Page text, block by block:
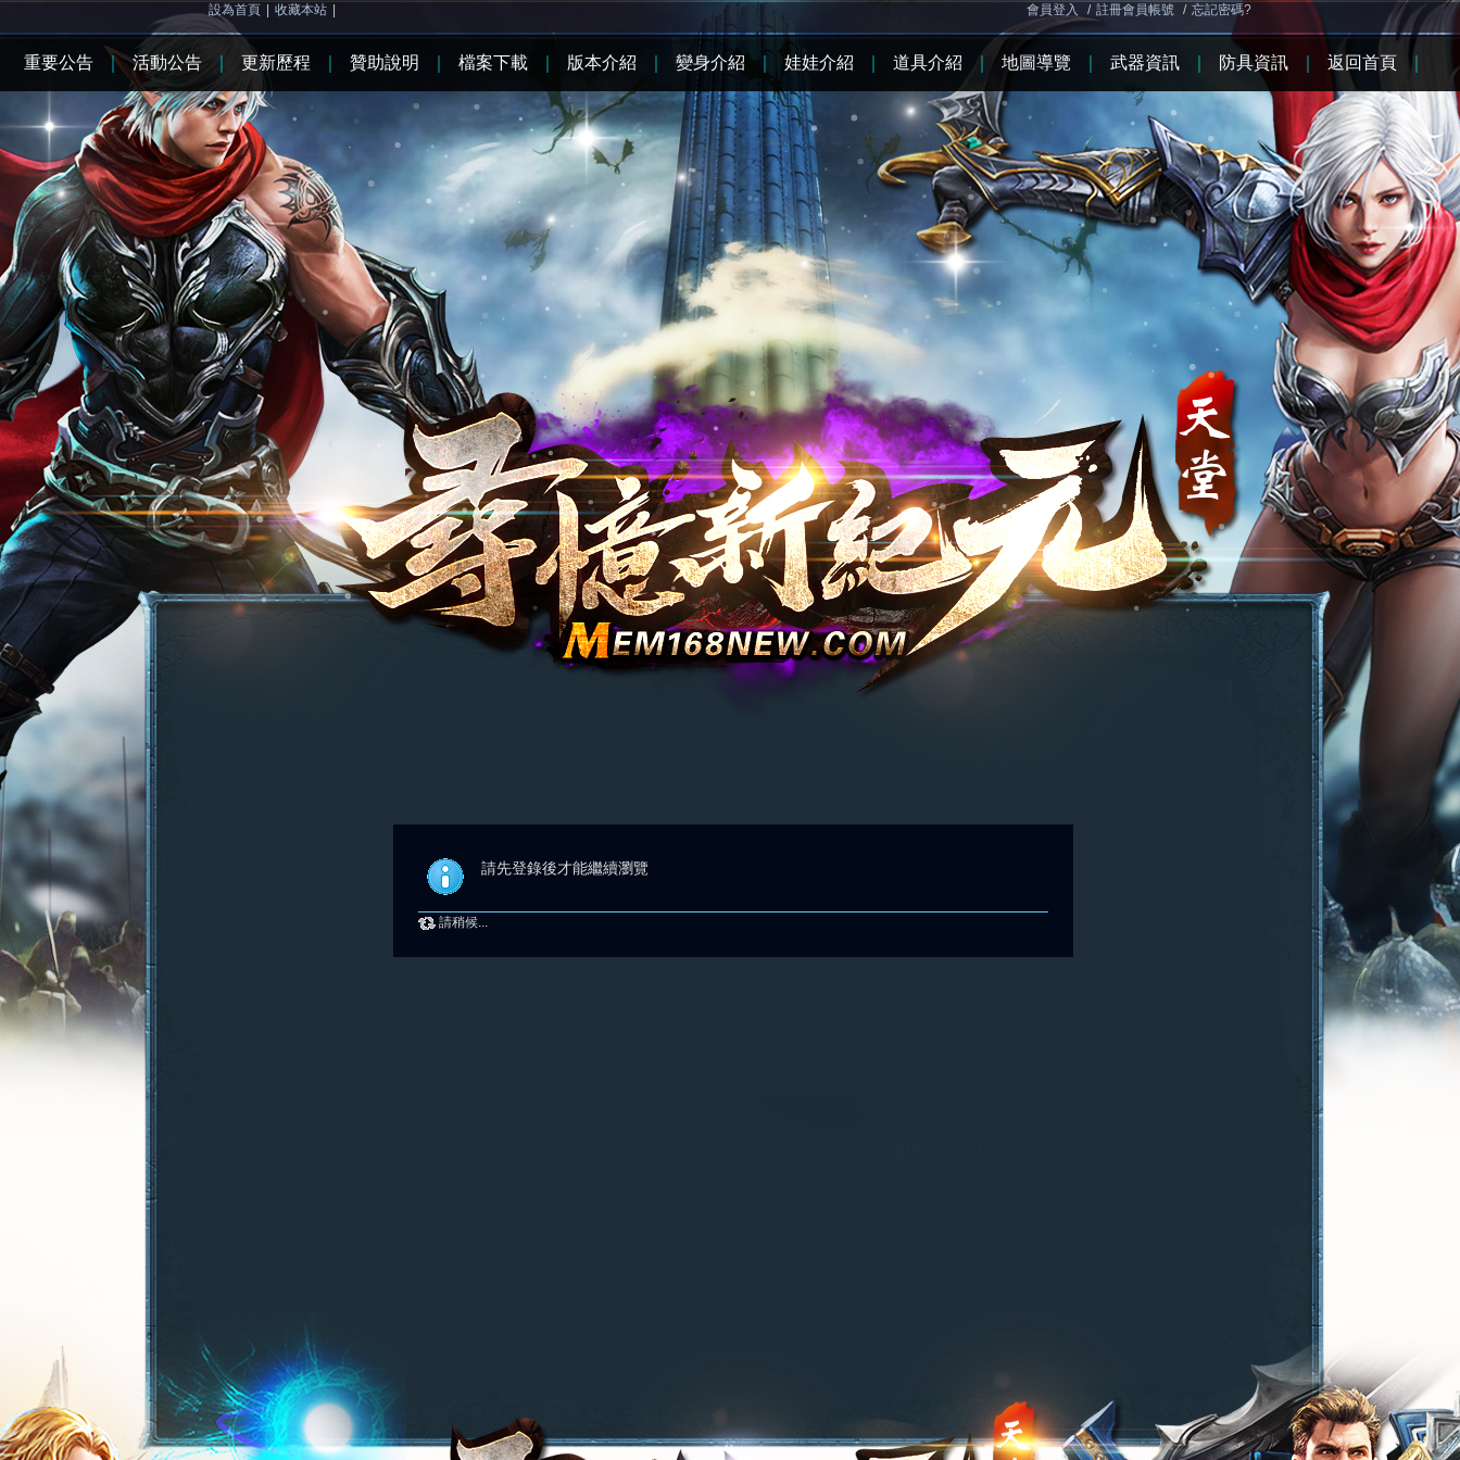
設為首頁 收藏本站 會員登入 / 註冊會員帳號 / 忘記密碼?
請先登錄後才能繼續瀏覽
請稍候...